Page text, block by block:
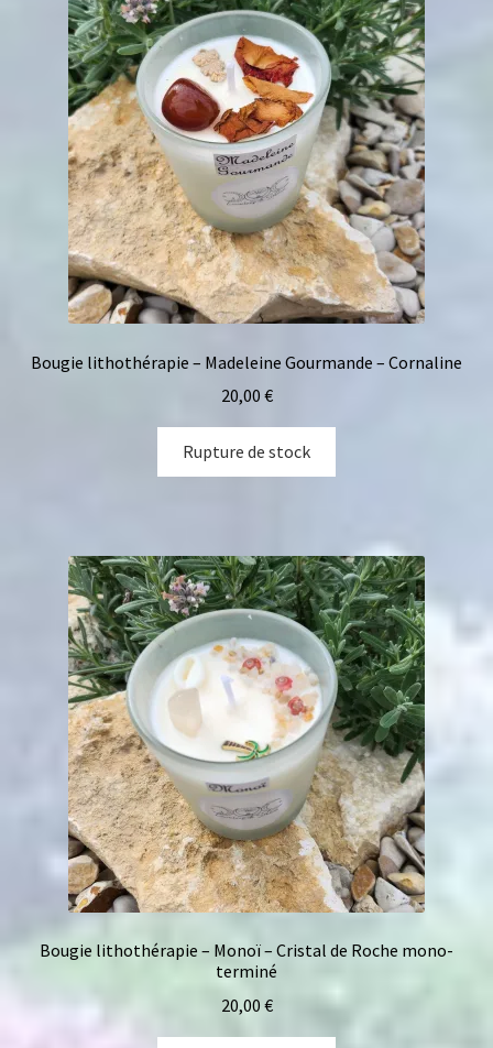
Bougie lithothérapie – Madeleine Gourmande – Cornaline
20,00 €
Rupture de stock
Bougie lithothérapie – Monoï – Cristal de Roche mono-
terminé
20,00 €